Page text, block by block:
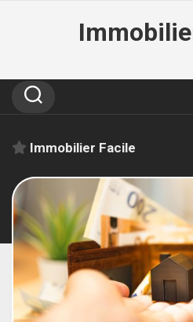
Immobilier Facile